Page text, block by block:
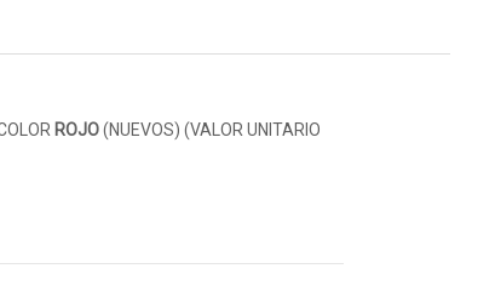
ROJO(NUEVOS) (VALOR UNITARIO